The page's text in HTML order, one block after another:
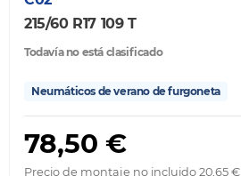
215/60 R17 109 T
Todavía no está clasificado
Neumáticos de verano de furgoneta
78,50 €
Precio de montaje no incluido 20,65 €